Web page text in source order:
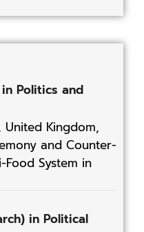
Politics and
Kingdom,
and Counter-
System in
in Political